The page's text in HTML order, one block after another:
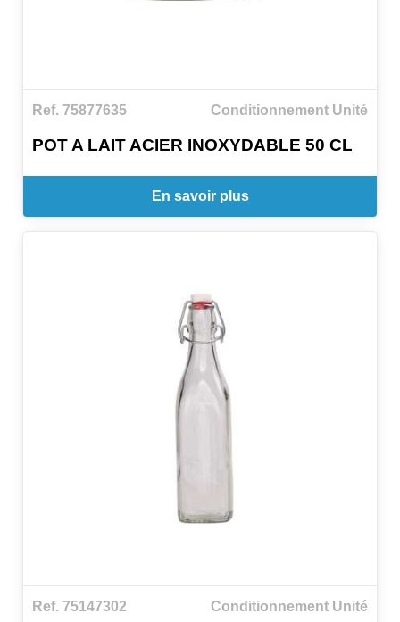
Ref. 75877635 Conditionnement Unité
POT A LAIT ACIER INOXYDABLE 50 CL
En savoir plus
Ref. 75147302 Conditionnement Unité